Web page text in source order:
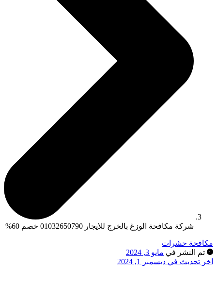
شركة مكافحة الوزغ بالخرج للايجار 01032650790 خصم 60%
حشرات
تم النشر في مايو 3, 2024
تحديث في ديسمبر 1, 2024